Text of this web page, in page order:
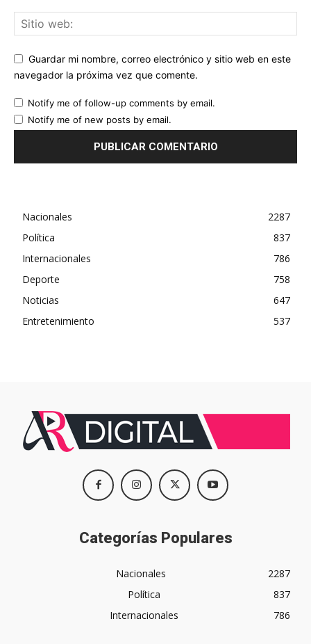
Guardar mi nombre, correo electrónico y sitio web en este
navegador la próxima vez que comente.
Notify me of follow-up comments by email.
Notify me of new posts by email.
Nacionales
2287
Política
837
Internacionales
786
Deporte
758
Noticias
647
Entretenimiento
537
Categorías Populares
Nacionales
2287
Política
837
Internacionales
786